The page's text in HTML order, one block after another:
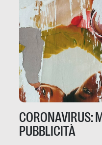
CORONAVIRUS:
PUBBLICITÀ